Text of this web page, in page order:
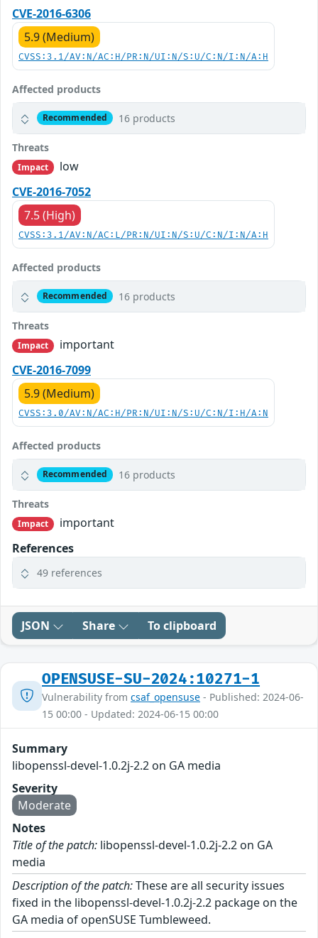
CVE-2016-6306
5.9 (Medium)
CVSS:3.1/AV:N/AC:H/PR:N/UI:N/S:U/C:N/I:N/A:H
Affected products
Recommended 16 products
Threats
Impact
low
CVE-2016-7052
7.5 (High)
CVSS:3.1/AV:N/AC:L/PR:N/UI:N/S:U/C:N/I:N/A:H
Affected products
Recommended 16 products
Threats
Impact
important
CVE-2016-7099
5.9 (Medium)
CVSS:3.0/AV:N/AC:H/PR:N/UI:N/S:U/C:N/I:H/A:N
Affected products
Recommended 16 products
Threats
Impact
important
References
49 references
JSON Share To clipboard
OPENSUSE-SU-2024:10271-1
Vulnerability from csaf_opensuse - Published: 2024-06-
15 00:00 - Updated: 2024-06-15 00:00
Summary
libopenssl-devel-1.0.2j-2.2 on GA media
Severity
Moderate
Notes
Title of the patch: libopenssl-devel-1.0.2j-2.2 on GA
media
Description of the patch:These are all security issues
fixed in the libopenssl-devel-1.0.2j-2.2 package on the
GA media of openSUSE Tumbleweed.